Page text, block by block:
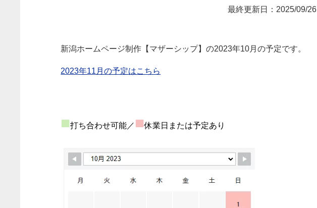
最終更新日： 2025/09/26
新潟ホームページ制作【マザーシップ】の2023年10月の予定です。
2023年11月の予定はこちら
■打ち合わせ可能／ ■休業日または予定あり